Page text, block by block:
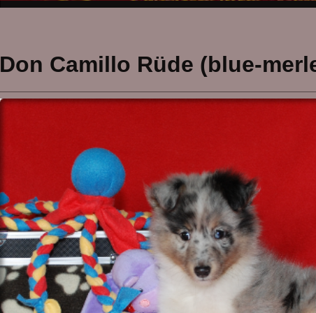
Don Camillo Rüde (blue-